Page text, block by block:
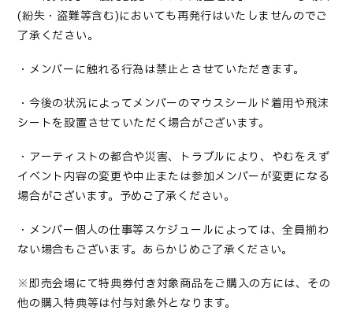
(紛失・盗難等含む)においても再発行はいたしませんのでご
了承ください。
・メンバーに触れる行為は禁止とさせていただきます。
・今後の状況によってメンバーのマウスシールド着用や飛沫
シートを設置させていただく場合がございます。
・アーティストの都合や災害、トラブルにより、やむをえず
イベント内容の変更や中止または参加メンバーが変更になる
場合がございます。予めご了承ください。
・メンバー個人の仕事等スケジュールによっては、全員揃わ
ない場合もございます。あらかじめご了承ください。
※即売会場にて特典券付き対象商品をご購入の方には、その
他の購入特典等は付与対象外となります。